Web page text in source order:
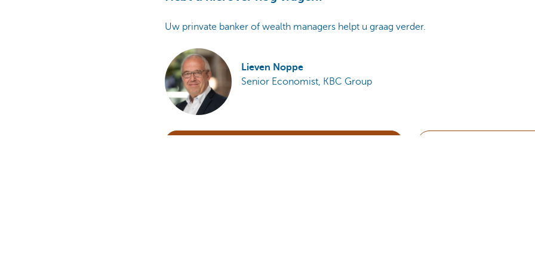
Uw prinvate banker of wealth managers helpt u graag verder.
Lieven Noppe
Senior Economist, KBC Group